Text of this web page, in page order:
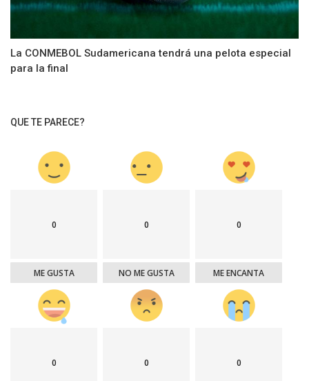
La CONMEBOL Sudamericana tendrá una pelota especial
para la final
QUE TE PARECE?
0
ME GUSTA
0
NO ME GUSTA
0
ME ENCANTA
0 0 0